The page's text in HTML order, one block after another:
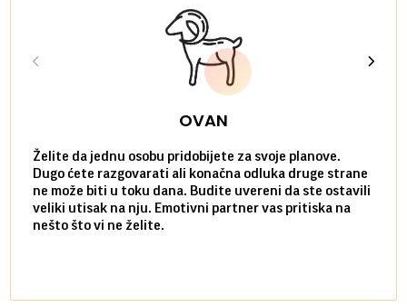
OVAN
Želite da jednu osobu pridobijete za svoje planove.
Dugo ćete razgovarati ali konačna odluka druge strane
ne može biti u toku dana. Budite uvereni da ste ostavili
veliki utisak na nju. Emotivni partner vas pritiska na
nešto što vi ne želite.